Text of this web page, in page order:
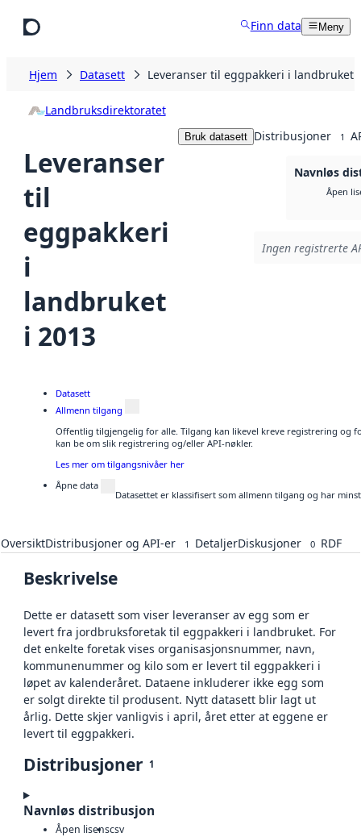
Finn data Meny
Hjem Datasett Leveranser til eggpakkeri i landbruket
Landbruksdirektoratet
Leveranser
til
eggpakkeri
i
landbruket
i 2013
Bruk datasett Distribusjoner 1
Navnløs
Åpen
Ingen registrerte
Datasett
Allmenn tilgang
Offentlig tilgjengelig for alle. Tilgang kan likevel kreve registrering og
kan be om slik registrering og/eller API-nøkler.
Les mer om tilgangsnivåer her
Åpne data
Datasettet er klassifisert som allmenn tilgang og har
OversiktDistribusjoner og API-er 1 DetaljerDiskusjoner 0 RDF
Beskrivelse
Dette er datasett som viser leveranser av egg som er
levert fra jordbruksforetak til eggpakkeri i landbruket. For
det enkelte foretak vises organisasjonsnummer, navn,
kommunenummer og kilo som er levert til eggpakkeri i
løpet av kalenderåret. Dataene inkluderer ikke egg som
er solgt direkte til produsent. Nytt datasett blir lagt ut
årlig. Dette skjer vanligvis i april, året etter at eggene er
levert til eggpakkeri.
Distribusjoner 1
Navnløs distribusjon
Åpen lisenscsv